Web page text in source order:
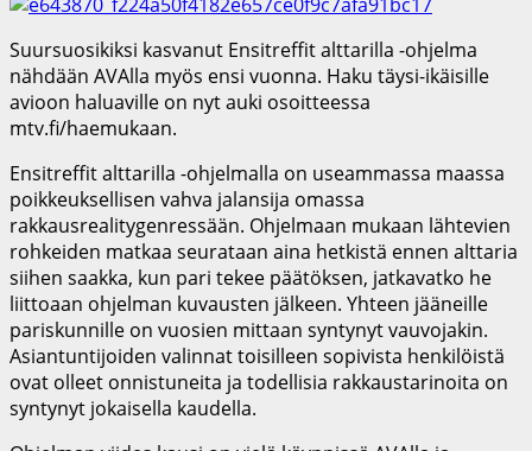
Suursuosikiksi kasvanut Ensitreffit alttarilla -ohjelma
nähdään AVAlla myös ensi vuonna. Haku täysi-ikäisille
avioon haluaville on nyt auki osoitteessa
mtv.fi/haemukaan.
Ensitreffit alttarilla -ohjelmalla on useammassa maassa
poikkeuksellisen vahva jalansija omassa
rakkausrealitygenressään. Ohjelmaan mukaan lähtevien
rohkeiden matkaa seurataan aina hetkistä ennen alttaria
siihen saakka, kun pari tekee päätöksen, jatkavatko he
liittoaan ohjelman kuvausten jälkeen. Yhteen jääneille
pariskunnille on vuosien mittaan syntynyt vauvojakin.
Asiantuntijoiden valinnat toisilleen sopivista henkilöistä
ovat olleet onnistuneita ja todellisia rakkaustarinoita on
syntynyt jokaisella kaudella.